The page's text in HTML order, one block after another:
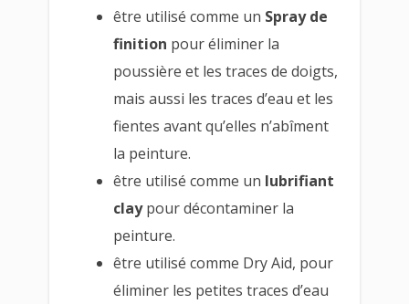
être utilisé comme un Spray de
finition pour éliminer la
poussière et les traces de doigts,
mais aussi les traces d’eau et les
fientes avant qu’elles n’abîment
la peinture.
être utilisé comme un lubrifiant
claypour décontaminer la
peinture.
être utilisé comme Dry Aid, pour
éliminer les petites traces d’eau